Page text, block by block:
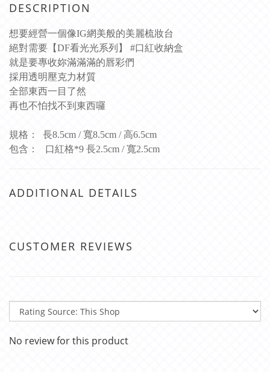
DESCRIPTION
想要經營一個像IG網美般的美麗梳妝台
絕對需要【DF看光光系列】 #口紅收納盒
就是要專收妳滿滿滿的唇彩們
採用透明壓克力材質
全部東西一目了然
再也不怕找不到東西囉
規格： 長8.5cm / 寬8.5cm / 高6.5cm
包含： 口紅格*9 長2.5cm / 寬2.5cm
ADDITIONAL DETAILS
CUSTOMER REVIEWS
No review for this product